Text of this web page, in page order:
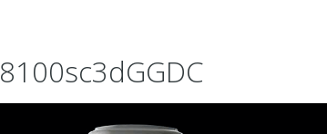
8100sc3dGGDC